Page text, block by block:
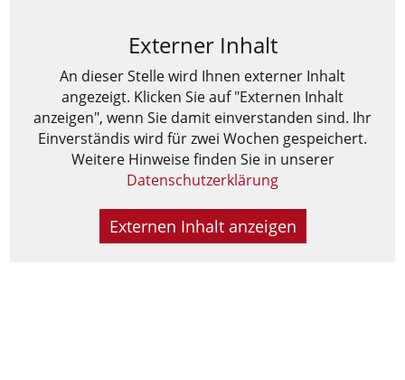
Externer Inhalt
An dieser Stelle wird Ihnen externer Inhalt
angezeigt. Klicken Sie auf "Externen Inhalt
anzeigen", wenn Sie damit einverstanden sind. Ihr
Einverständis wird für zwei Wochen gespeichert.
Weitere Hinweise finden Sie in unserer
Datenschutzerklärung
Externen Inhalt anzeigen